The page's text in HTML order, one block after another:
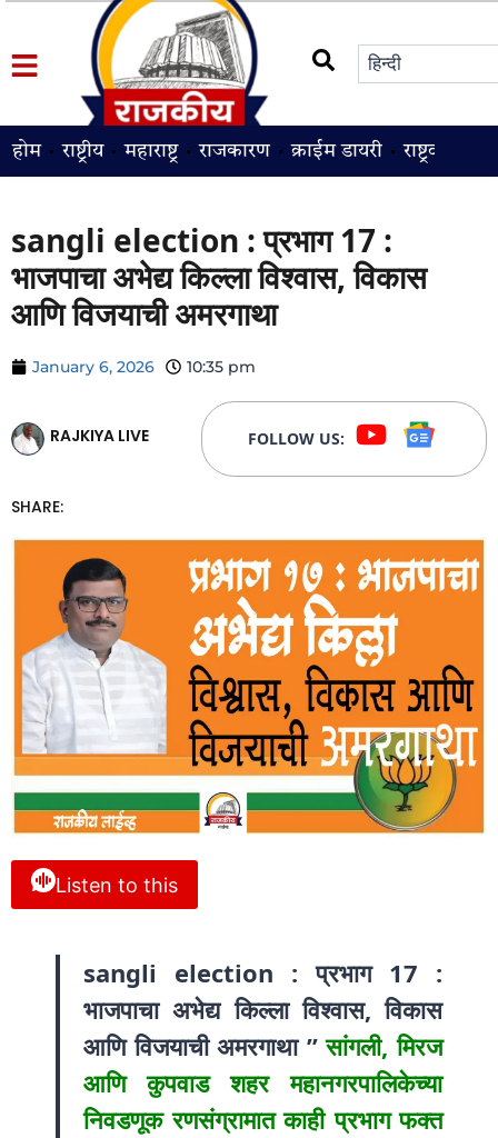
होम राष्ट्रीय महाराष्ट्र राजकारण क्राईम डायरी राष्ट्रवादी
sangli election : प्रभाग 17 :
भाजपाचा अभेद्य किल्ला विश्वास, विकास
आणि विजयाची अमरगाथा
January 6, 2026 10:35 pm
RAJKIYA LIVE FOLLOW US:
SHARE:
Listen to this
sangli election : प्रभाग 17 :
भाजपाचा अभेद्य किल्ला विश्वास, विकास
आणि विजयाची अमरगाथा ”सांगली, मिरज
आणि कुपवाड शहर महानगरपालिकेच्या
निवडणूक रणसंग्रामात काही प्रभाग फक्त